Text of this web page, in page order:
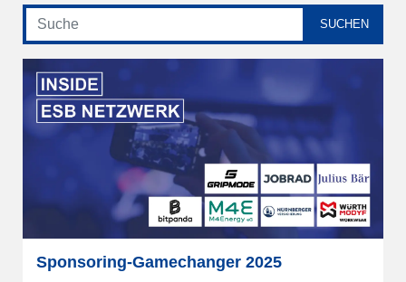
Sponsoring-Gamechanger 2025